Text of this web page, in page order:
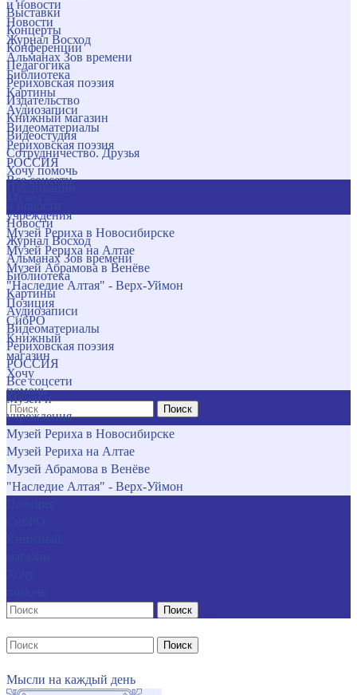
и новости
Новости
Журнал Восход
Альманах Зов времени
Библиотека
Картины
Аудиозаписи
Видеоматериалы
Рериховская поэзия
РОССИЯ
Все соцсети
учреждения
Музей Рериха в Новосибирске
Музей Рериха на Алтае
Музей Абрамова в Венёве
"Наследие Алтая" - Верх-Уймон
Позиция
СибРО
Книжный
магазин
Хочу
помочь
Поиск
Выставки
Концерты
Конференции
Педагогика
Рериховская поэзия
Издательство
Книжный магазин
Видеостудия
Сотрудничество. Друзья
Хочу помочь
Новости
Журнал Восход
Альманах Зов времени
Библиотека
Картины
Аудиозаписи
Видеоматериалы
Рериховская поэзия
РОССИЯ
Все соцсети
Музеи и
учреждения
Музей Рериха в Новосибирске
Музей Рериха на Алтае
Музей Абрамова в Венёве
"Наследие Алтая" - Верх-Уймон
Поиск
Поиск
Мысли на каждый день